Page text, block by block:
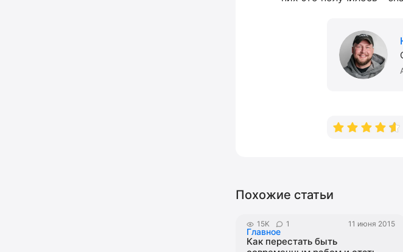
Похожие статьи
15K 1 11 июня 2015
Главное
Как перестать быть